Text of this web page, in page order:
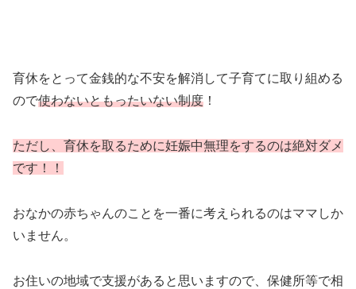
育休をとって金銭的な不安を解消して子育てに取り組める
ので使わないともったいない制度 ！
ただし、育休を取るために妊娠中無理をするのは絶対ダメ
です！！
おなかの赤ちゃんのことを一番に考えられるのはママしか
いません。
お住いの地域で支援があると思いますので、保健所等で相